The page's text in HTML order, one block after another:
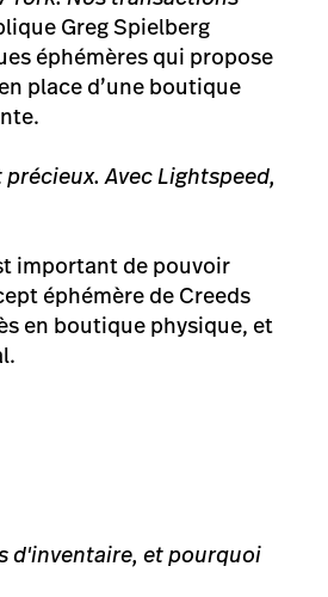
Greg Spielberg
éphémères qui propose
place d’une boutique
Avec Lightspeed,
important de pouvoir
éphémère de Creeds
en boutique physique, et
d'inventaire, et pourquoi